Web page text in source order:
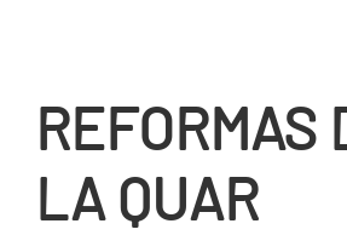
REFORMAS
LA QUAR